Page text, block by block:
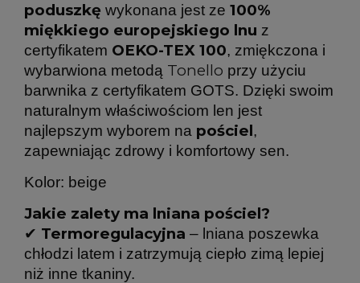
poduszkę wykonana jest ze 100%
miękkiego europejskiego lnu z
certyfikatem OEKO-TEX 100, zmiękczona i
wybarwiona metodą Tonello przy użyciu
barwnika z certyfikatem GOTS. Dzięki swoim
naturalnym właściwościom len jest
najlepszym wyborem na pościel,
zapewniając zdrowy i komfortowy sen.
Kolor: beige
Jakie zalety ma lniana pościel?
✔ Termoregulacyjna – lniana poszewka
chłodzi latem i zatrzymują ciepło zimą lepiej
niż inne tkaniny.